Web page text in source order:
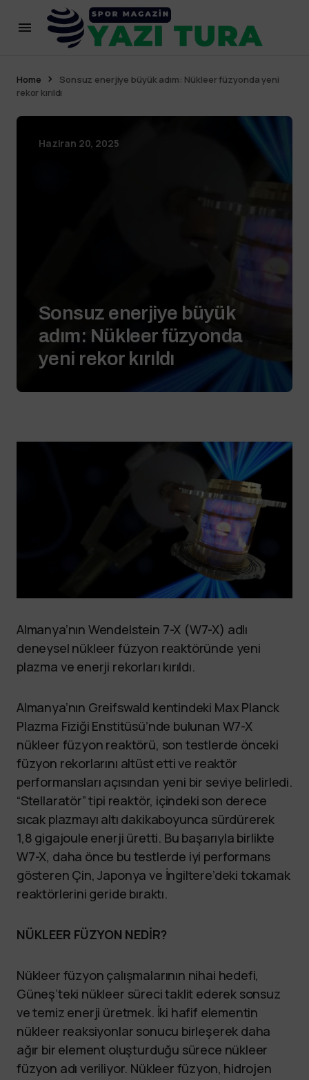
Home
Sonsuz enerjiye büyük adım: Nükleer füzyonda yeni
rekor kırıldı
Haziran 20, 2025
Sonsuz enerjiye büyük
adım: Nükleer füzyonda
yeni rekor kırıldı
Almanya’nın Wendelstein 7-X (W7-X) adlı
deneysel nükleer füzyon reaktöründe yeni
plazma ve enerji rekorları kırıldı.
Almanya’nın Greifswald kentindeki Max Planck
Plazma Fiziği Enstitüsü’nde bulunan W7-X
nükleer füzyon reaktörü, son testlerde önceki
füzyon rekorlarını altüst etti ve reaktör
performansları açısından yeni bir seviye belirledi.
“Stellaratör” tipi reaktör, içindeki son derece
sıcak plazmayı altı dakikaboyunca sürdürerek
1,8 gigajoule enerji üretti. Bu başarıyla birlikte
W7-X, daha önce bu testlerde iyi performans
gösteren Çin, Japonya ve İngiltere’deki tokamak
reaktörlerini geride bıraktı.
NÜKLEER FÜZYON NEDİR?
Nükleer füzyon çalışmalarının nihai hedefi,
Güneş’teki nükleer süreci taklit ederek sonsuz
ve temiz enerji üretmek. İki hafif elementin
nükleer reaksiyonlar sonucu birleşerek daha
ağır bir element oluşturduğu sürece nükleer
füzyon adı veriliyor. Nükleer füzyon, hidrojen